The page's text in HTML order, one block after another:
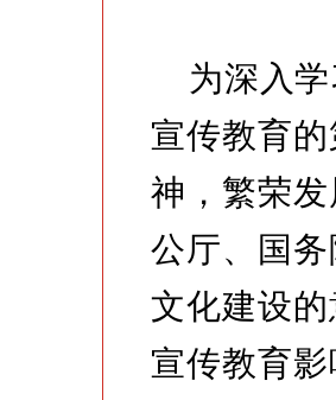
为深入
宣传教育
神，繁荣
公厅、国
文化建设
宣传教育